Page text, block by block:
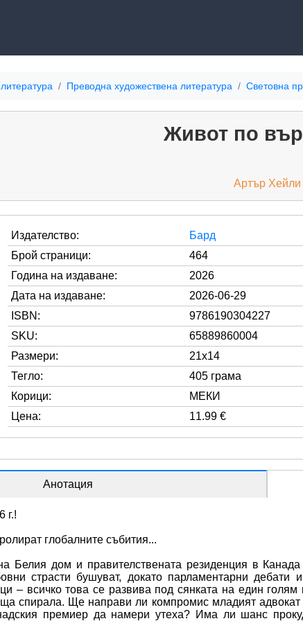
Преводна художествена литература Световна
Живот по
Артър Хейли
Издателство:
Бард
Брой страници:
464
Година на издаване:
2026
Дата на издаване:
2026-06-29
ISBN:
9786190304227
SKU:
65889860004
Размери:
21x14
Тегло:
405 грама
Корици:
МЕКИ
Цена:
11.99 €
Анотация
г.!
глобалните събития...
Белия дом и правителствената резиденция в
страсти бушуват, докато парламентарни дебати
– всичко това се развива под сянката на един
спирала. Ще направи ли компромис младият
премиер да намери утеха? Има ли шанс